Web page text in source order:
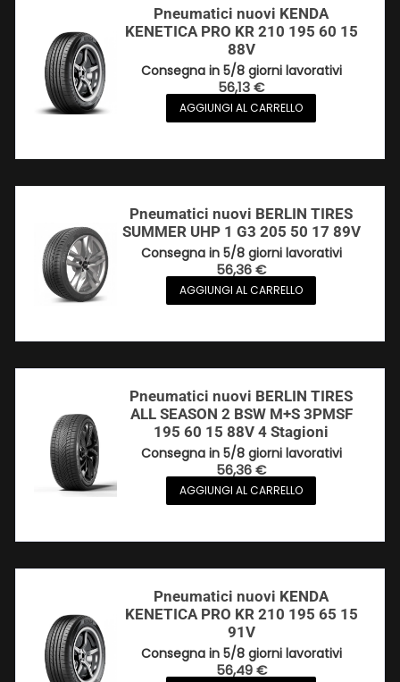
Pneumatici nuovi KENDA
KENETICA PRO KR 210 195 60 15
88V
Consegna in 5/8 giorni lavorativi
56,13€
AGGIUNGI AL CARRELLO
Pneumatici nuovi BERLIN TIRES
SUMMER UHP 1 G3 205 50 17 89V
Consegna in 5/8 giorni lavorativi
56,36€
AGGIUNGI AL CARRELLO
Pneumatici nuovi BERLIN TIRES
ALL SEASON 2 BSW M+S 3PMSF
195 60 15 88V 4 Stagioni
Consegna in 5/8 giorni lavorativi
56,36€
AGGIUNGI AL CARRELLO
Pneumatici nuovi KENDA
KENETICA PRO KR 210 195 65 15
91V
Consegna in 5/8 giorni lavorativi
56,49€